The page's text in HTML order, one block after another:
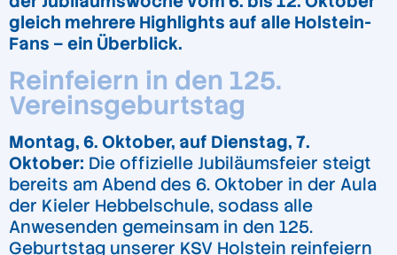
gleich mehrere Highlights auf alle Holstein-
Fans – ein Überblick.
Reinfeiern in den 125.
Vereinsgeburtstag
Montag, 6. Oktober, auf Dienstag, 7.
Oktober: Die offizielle Jubiläumsfeier steigt
bereits am Abend des 6. Oktober in der Aula
der Kieler Hebbelschule, sodass alle
Anwesenden gemeinsam in den 125.
Geburtstag unserer KSV Holstein reinfeiern